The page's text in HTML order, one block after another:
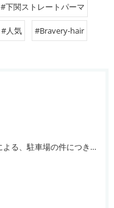
#下関ストレートパーマ
#人気 #Bravery-hair
星木ビル外壁塗装による、駐車場の件につきまして。